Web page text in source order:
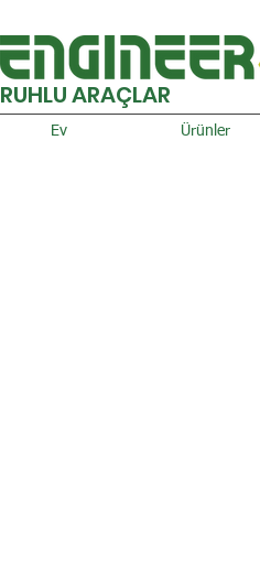
RUHLU ARAÇLAR
Ev Ürünler